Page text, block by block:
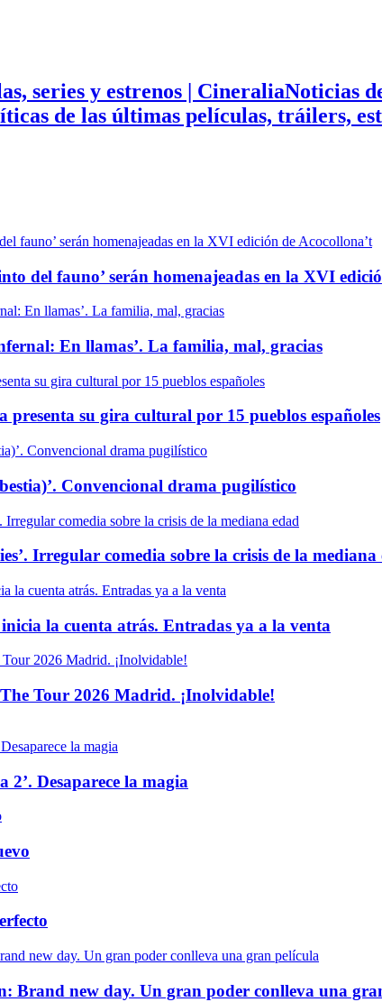
Noticias
de las últimas películas, tráilers,
del fauno’ serán homenajeadas en la XVI
En llamas’. La familia, mal, gracias
su gira cultural por 15 pueblos españoles
Convencional drama pugilístico
Irregular comedia sobre la crisis de la mediana
la cuenta atrás. Entradas ya a la venta
Tour 2026 Madrid. ¡Inolvidable!
2’. Desaparece la magia
Brand new day. Un gran poder conlleva una